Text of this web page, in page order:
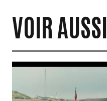
VOIR AUSSI